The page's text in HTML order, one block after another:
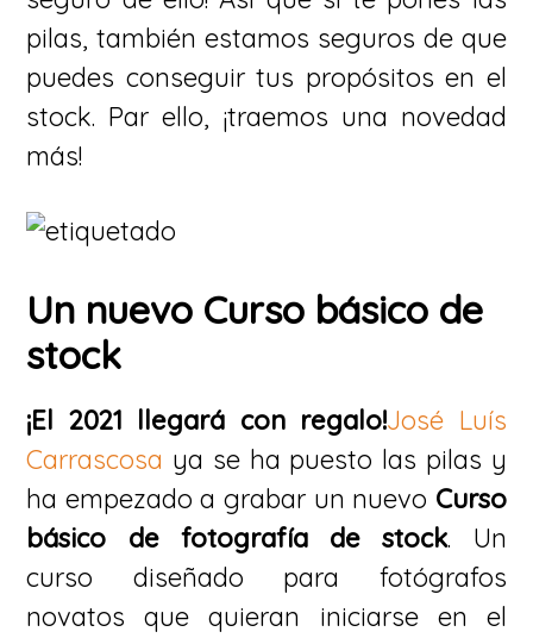
pilas, también estamos seguros de que
puedes conseguir tus propósitos en el
stock. Par ello, ¡traemos una novedad
más!
Un nuevo Curso básico de
stock
¡El 2021 llegará con regalo!José Luís
Carrascosa ya se ha puesto las pilas y
ha empezado a grabar un nuevo Curso
básico de fotografía de stock. Un
curso diseñado para fotógrafos
novatos que quieran iniciarse en el